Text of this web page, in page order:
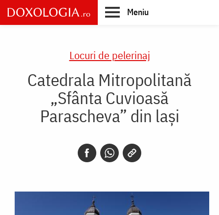
Skip
to
main
Meniu
Locuri de pelerinaj
Catedrala Mitropolitană
„Sfânta Cuvioasă
Parascheva” din lași